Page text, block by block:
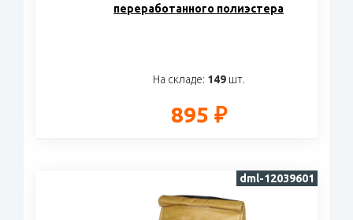
переработанного полиэстера
На складе: 149шт.
895 ₽
dml-12039601